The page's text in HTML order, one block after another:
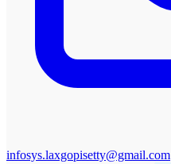
infosys.laxgopisetty@gmail.com